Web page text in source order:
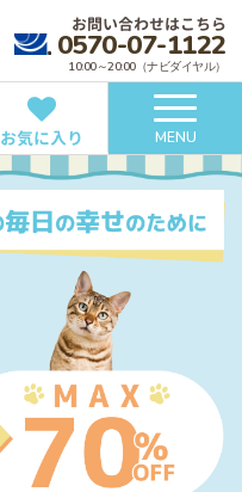
お問い合わせはこちら
0570-07-1122
10:00～20:00（ナビダイヤル）
お気に入り MENU